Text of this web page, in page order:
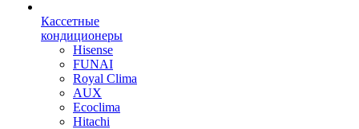
Кассетные
кондиционеры
Hisense
FUNAI
Royal Clima
AUX
Ecoclima
Hitachi